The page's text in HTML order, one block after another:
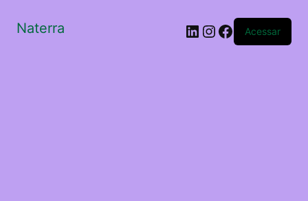
Naterra LinkedIn
Instagram
Facebook
Acessar